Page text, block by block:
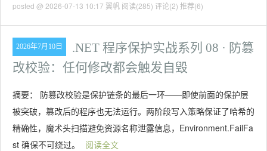
posted @ 2026-07-13 10:17 翼帆 阅读(285) 评论(2) 推荐(6)
2026年7月10日
.NET 程序保护实战系列 08 · 防篡
改校验：任何修改都会触发自毁
摘要： 防篡改校验是保护链条的最后一环——即使前面的保护层
被突破，篡改后的程序也无法运行。两阶段写入策略保证了哈希的
精确性，魔术头扫描避免资源名称泄露信息，Environment.FailFa
st 确保不可绕过。
阅读全文